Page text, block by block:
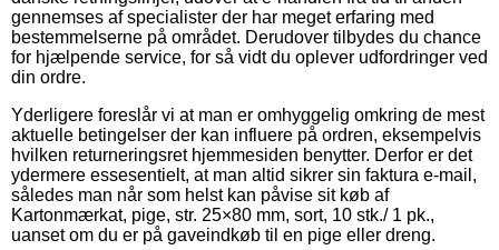
gennemses af specialister der har meget erfaring med
bestemmelserne på området. Derudover tilbydes du chance
for hjælpende service, for så vidt du oplever udfordringer ved
din ordre.
Yderligere foreslår vi at man er omhyggelig omkring de mest
aktuelle betingelser der kan influere på ordren, eksempelvis
hvilken returneringsret hjemmesiden benytter. Derfor er det
ydermere essesentielt, at man altid sikrer sin faktura e-mail,
således man når som helst kan påvise sit køb af
Kartonmærkat, pige, str. 25×80 mm, sort, 10 stk./ 1 pk.,
uanset om du er på gaveindkøb til en pige eller dreng.